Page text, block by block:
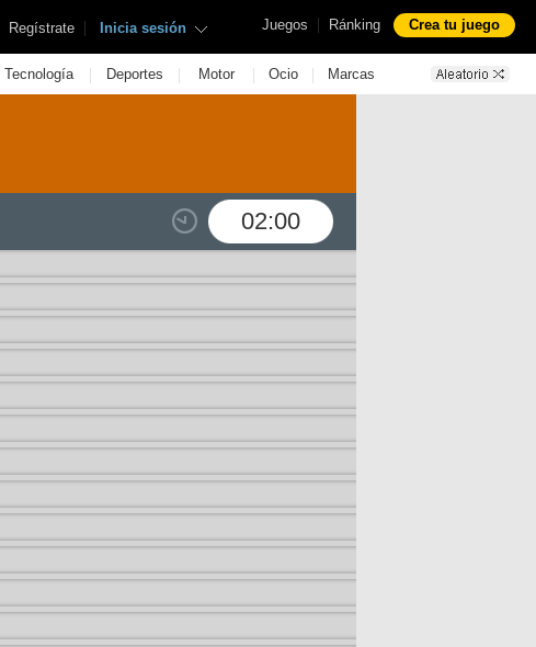
Juegos | Ránking Crea tu juego
Regístrate | Inicia sesión
Tecnología | Deportes | Motor | Ocio | Marcas
02:00